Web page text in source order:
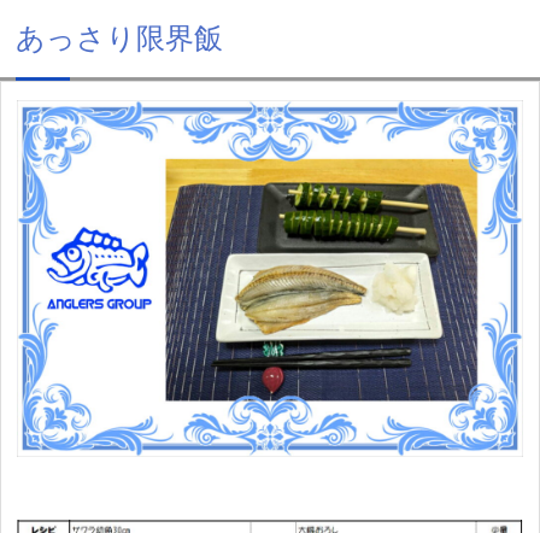
あっさり限界飯